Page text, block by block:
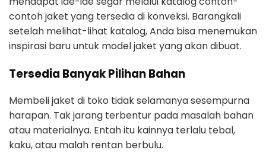
contoh jaket yang tersedia di konveksi. Barangkali
setelah melihat-lihat katalog, Anda bisa menemukan
inspirasi baru untuk model jaket yang akan dibuat.
Tersedia Banyak Pilihan Bahan
Membeli jaket di toko tidak selamanya sesempurna
harapan. Tak jarang terbentur pada masalah bahan
atau materialnya. Entah itu kainnya terlalu tebal,
kaku, atau malah rentan berbulu.